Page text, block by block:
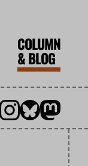
COLUMN
&BLOG